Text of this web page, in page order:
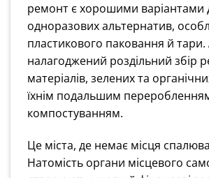
ремонт є хорошими варіантами
одноразових альтернатив,
пластикового паковання й
налагоджений роздільний збір
матеріалів, зелених та
їхнім подальшим
компостуванням.
Це міста, де немає місця
Натомість органи місцевого